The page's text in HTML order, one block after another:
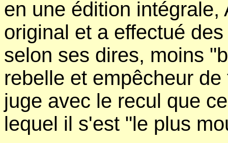
en une édition
original et a effectué
selon ses dires, moins
rebelle et empêcheur
juge avec le recul que
lequel il s'est "le plus